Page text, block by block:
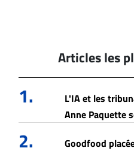
Articles les
1.
L'IA et les
Anne Paquette
2. Goodfood